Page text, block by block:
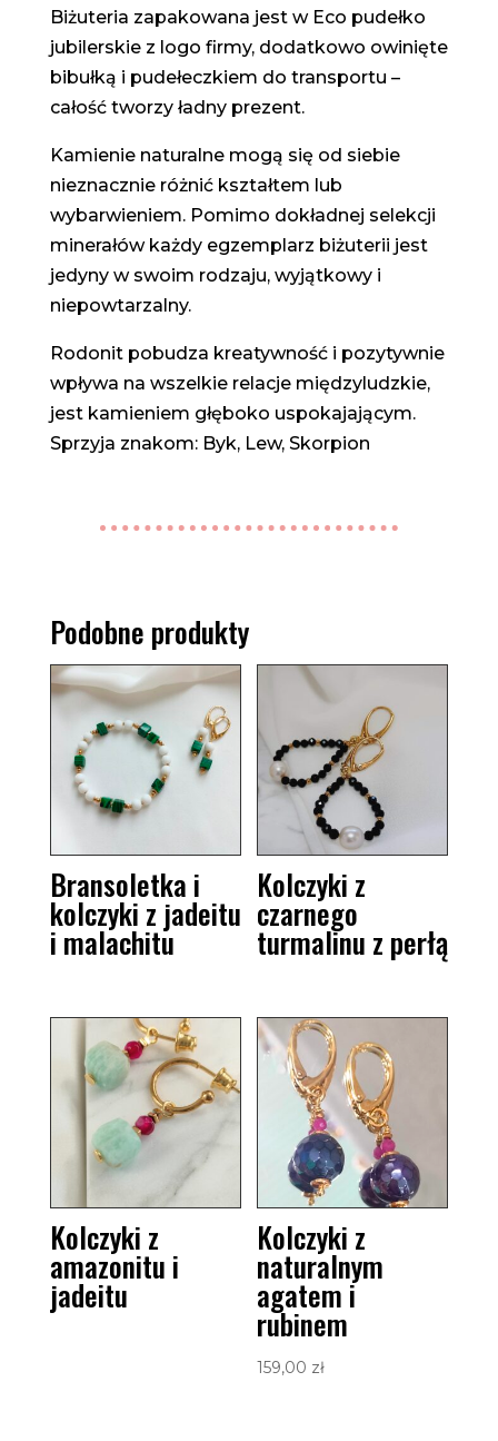
Biżuteria zapakowana jest w Eco pudełko
jubilerskie z logo firmy, dodatkowo owinięte
bibułką i pudełeczkiem do transportu –
całość tworzy ładny prezent.
Kamienie naturalne mogą się od siebie
nieznacznie różnić kształtem lub
wybarwieniem. Pomimo dokładnej selekcji
minerałów każdy egzemplarz biżuterii jest
jedyny w swoim rodzaju, wyjątkowy i
niepowtarzalny.
Rodonit pobudza kreatywność i pozytywnie
wpływa na wszelkie relacje międzyludzkie,
jest kamieniem głęboko uspokajającym.
Sprzyja znakom: Byk, Lew, Skorpion
Podobne produkty
Bransoletka i
kolczyki z jadeitu
i malachitu
Kolczyki z
czarnego
turmalinu z perłą
Kolczyki z
amazonitu i
jadeitu
Kolczyki z
naturalnym
agatem i
rubinem
159,00 zł